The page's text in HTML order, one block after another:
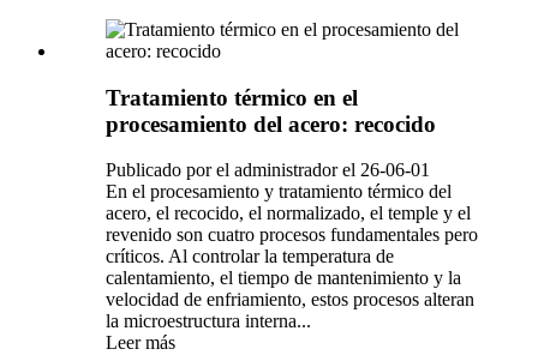
Tratamiento térmico en el
procesamiento del acero: recocido
Publicado por el administrador el 26-06-01
En el procesamiento y tratamiento térmico del
acero, el recocido, el normalizado, el temple y el
revenido son cuatro procesos fundamentales pero
críticos. Al controlar la temperatura de
calentamiento, el tiempo de mantenimiento y la
velocidad de enfriamiento, estos procesos alteran
la microestructura interna...
Leer más